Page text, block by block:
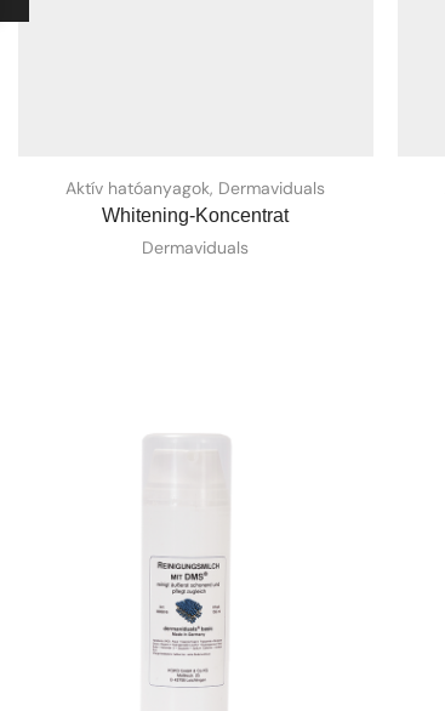
Aktív hatóanyagok, Dermaviduals
Whitening-Koncentrat
Dermaviduals